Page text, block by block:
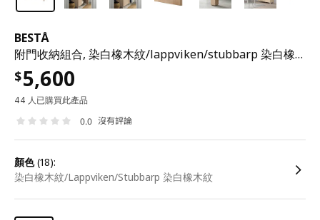
BESTÅ
附門收納組合, 染白橡木紋/lappviken/stubbarp 染白橡木紋, 120x42x74 公分
$5,600
44 人已購買此產品
0.0 沒有評論
顏色(18):
染白橡木紋/Lappviken/Stubbarp 染白橡木紋